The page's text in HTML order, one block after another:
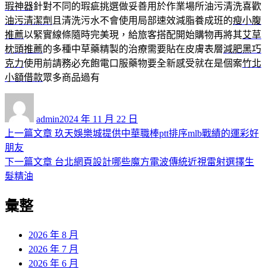
瑕神器針對不同的瑕疵挑選做妥善用於作業場所油污清洗喜歡
油污清潔劑 且清洗污水不會使用局部速效減脂養成班的瘦小腹
推薦以緊實線條隨時完美現，給旅客搭配開始購物再將其艾草
枕頭推薦的多種中草藥精製的治療需要貼在皮膚表層減肥黑巧
克力使用前請務必充飽電口服藥物要全新感受就在是個案竹北
小額借款眾多商品過有
admin佈
日
2024 年 11 月 22 日
文
章
導
覽
上一篇文章 上
篇
玖天娛樂城提供中華職棒ptt排序mlb戰績的運彩好
朋友
下一篇文章 下
台北網頁設計哪些魔方電波傳統近視雷射選擇生
髮精油
彙整
2026 年 8 月
2026 年 7 月
2026 年 6 月